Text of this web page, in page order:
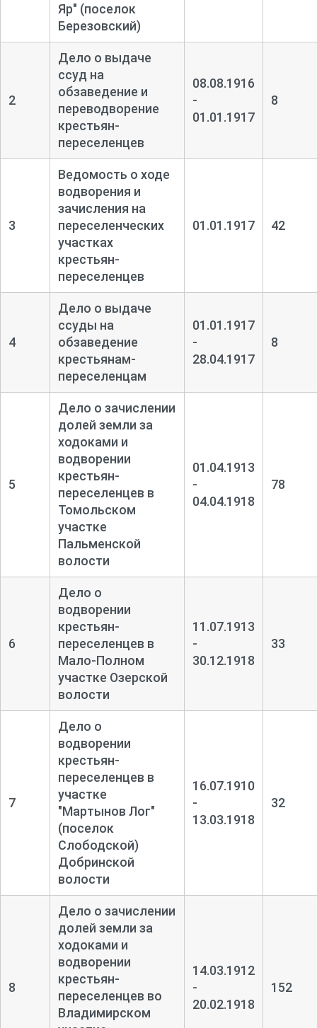
Яр" (поселок
Березовский)
2
Дело о выдаче
ссуд на
обзаведение и
переводворение
крестьян-
переселенцев
08.08.1916
-
01.01.1917
8
3
Ведомость о ходе
водворения и
зачисления на
переселенческих
участках
крестьян-
переселенцев
01.01.1917 42
4
Дело о выдаче
ссуды на
обзаведение
крестьянам-
переселенцам
01.01.1917
-
28.04.1917
8
5
Дело о зачислении
долей земли за
ходоками и
водворении
крестьян-
переселенцев в
Томольском
участке
Пальменской
волости
01.04.1913
-
04.04.1918
78
6
Дело о
водворении
крестьян-
переселенцев в
Мало-Полном
участке Озерской
волости
11.07.1913
-
30.12.1918
33
7
Дело о
водворении
крестьян-
переселенцев в
участке
"Мартынов Лог"
(поселок
Слободской)
Добринской
волости
16.07.1910
-
13.03.1918
32
8
Дело о зачислении
долей земли за
ходоками и
водворении
крестьян-
переселенцев во
Владимирском
14.03.1912
-
20.02.1918
152